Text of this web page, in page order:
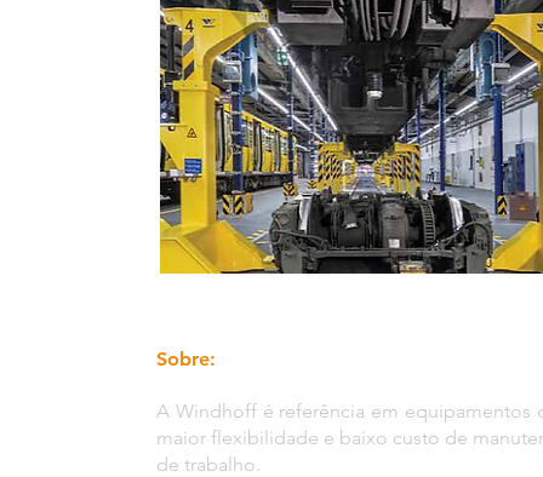
Sobre:
A Windhoff é referência em equipamentos
maior flexibilidade e baixo custo de
de trabalho.